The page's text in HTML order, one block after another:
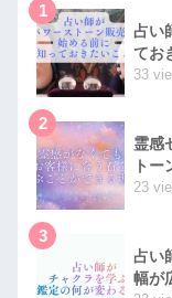
1
占い
てお
33
2
霊感
トー
23
3
占い
幅が